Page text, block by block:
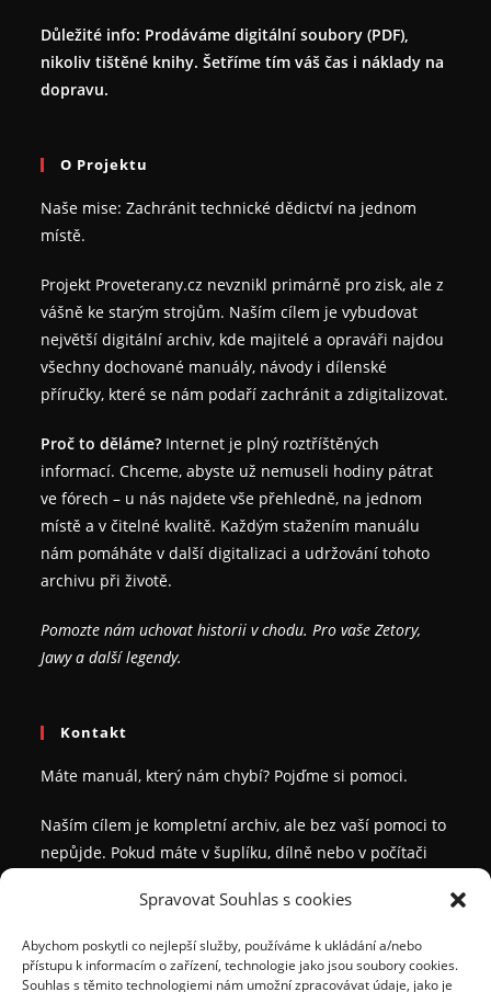
Spravovat Souhlas s cookies
Abychom poskytli co nejlepší služby, používáme k ukládání a/nebo
přístupu k informacím o zařízení, technologie jako jsou soubory cookies.
Souhlas s těmito technologiemi nám umožní zpracovávat údaje, jako je
Důležité info: Prodáváme digitální soubory (PDF),
nikoliv tištěné knihy. Šetříme tím váš čas i náklady na
dopravu.
O Projektu
Naše mise: Zachránit technické dědictví na jednom
místě.
Projekt Proveterany.cz nevznikl primárně pro zisk, ale z
vášně ke starým strojům. Naším cílem je vybudovat
největší digitální archiv, kde majitelé a opraváři najdou
všechny dochované manuály, návody i dílenské
příručky, které se nám podaří zachránit a zdigitalizovat.
Proč to děláme? Internet je plný roztříštěných
informací. Chceme, abyste už nemuseli hodiny pátrat
ve fórech – u nás najdete vše přehledně, na jednom
místě a v čitelné kvalitě. Každým stažením manuálu
nám pomáháte v další digitalizaci a udržování tohoto
archivu při životě.
Pomozte nám uchovat historii v chodu. Pro vaše Zetory,
Jawy a další legendy.
Kontakt
Máte manuál, který nám chybí? Pojďme si pomoci.
Naším cílem je kompletní archiv, ale bez vaší pomoci to
nepůjde. Pokud máte v šuplíku, dílně nebo v počítači
o ni podělit s ostatními veteránisty, ozvěte se nám.
Vážíme si vaší ochoty pomáhat komunitě. Za každý
zaslaný a unikátní manuál, který nám pomůžete